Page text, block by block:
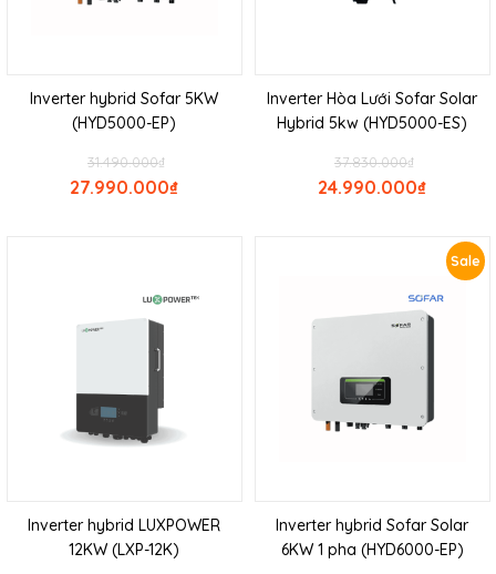
Inverter hybrid Sofar 5KW
(HYD5000-EP)
₫
31.490.000
₫
27.990.000
Inverter Hòa Lưới Sofar Solar
Hybrid 5kw (HYD5000-ES)
₫
37.830.000
₫
24.990.000
Inverter hybrid LUXPOWER
12KW (LXP-12K)
Sale
Inverter hybrid Sofar Solar
6KW 1 pha (HYD6000-EP)